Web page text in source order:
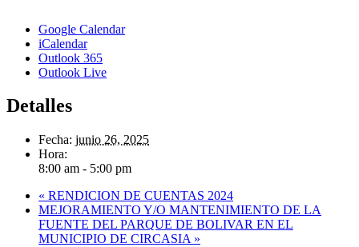
Google Calendar
iCalendar
Outlook 365
Outlook Live
Detalles
Fecha: junio 26, 2025
Hora:
8:00 am - 5:00 pm
« RENDICION DE CUENTAS 2024
MEJORAMIENTO Y/O MANTENIMIENTO DE LA
FUENTE DEL PARQUE DE BOLIVAR EN EL
MUNICIPIO DE CIRCASIA »